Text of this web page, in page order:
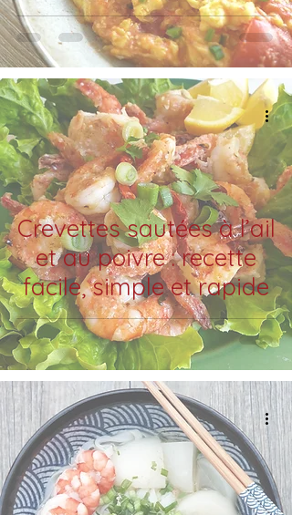
Crevettes sautées à l’ail
et au poivre : recette
facile, simple et rapide